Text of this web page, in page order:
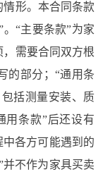
形。本合同条款
“主要条款”为家
需要合同双方根
的部分；“通用条
括测量安装、质
用条款”后还设有
各方可能遇到的
不作为家具买卖